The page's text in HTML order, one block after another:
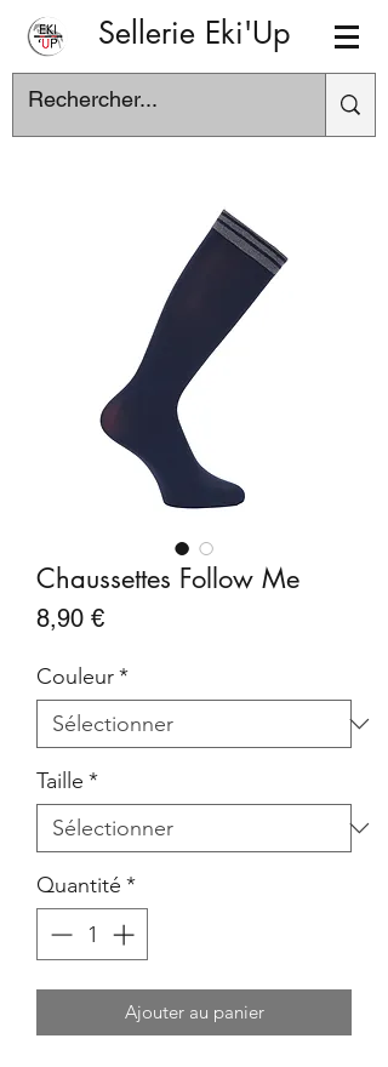
Sellerie Eki'Up
Chaussettes Follow Me
8,90 €Prix
Couleur*
Taille *
Quantité *
Ajouter au panier